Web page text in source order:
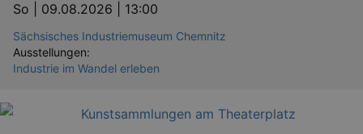
So | 09.08.2026 | 13:00
Sächsisches Industriemuseum Chemnitz
Ausstellungen:
Industrie im Wandel erleben